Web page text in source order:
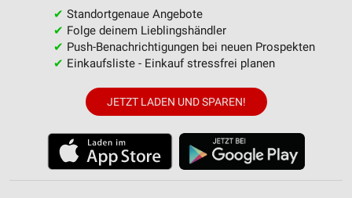
✔ Standortgenaue Angebote
✔ Folge deinem Lieblingshändler
✔ Push-Benachrichtigungen bei neuen Prospekten
✔ Einkaufsliste - Einkauf stressfrei planen
JETZT LADEN UND SPAREN!
Geräte anhand von aktiv angeforderten
Informationen identifizieren
Nicht-IAB-Verarbeitungszwecke:
Performance
Funktional
Werbung